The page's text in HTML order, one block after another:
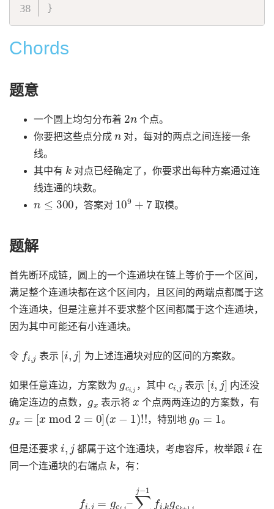
}
Chords
题意
一个圆上均匀分布着
2
个点。
你要把这些点分成
对，每对的两点之间连接一条
线。
其中有
k
对点已经确定了，你要求出每种方案通过连
线连通的块数。
300
，答案对
109 + 7
取模。
题解
首先断环成链，圆上的一个连通块在链上等价于一个区间，
满足整个连通块都在这个区间内，且区间的两端点都属于这
个连通块，但是注意并不要求整个区间都属于这个连通块，
因为其中可能还有小连通块。
令
i,
表示
[i,
为上述连通块对应的区间的方案数。
如果任意连边，方案数为 ，其中 表示
[i,
内还没
确定连边的点数，
表示将
x
个点两两连边的方案数，有
xmod = 0 −1)
，特别地
1
。
但是还要求
i,
都属于这个连通块，考虑容斥，枚举跟
i
在
同一个连通块的右端点
k
，有：
ij −1